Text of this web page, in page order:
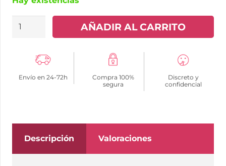
LELO
INSIGNIA
MASAJEADOR
AÑADIR AL CARRITO
Envío en 24-72h
Compra 100%
segura
Discreto y
confidencial
Descripción Valoraciones